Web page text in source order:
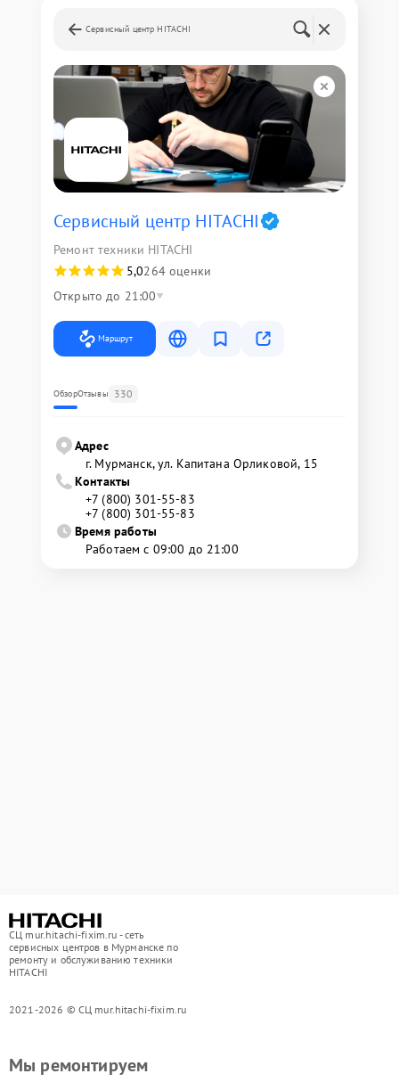
Сервисный центр HITACHI
Сервисный центр HITACHI
Ремонт техники HITACHI
5,0264 оценки
Открыто до 21:00
Маршрут
ОбзорОтзывы 330
Адрес
г. Мурманск, ул. Капитана Орликовой, 15
Контакты
+7 (800) 301-55-83
+7 (800) 301-55-83
Время работы
Работаем с 09:00 до 21:00
СЦ mur.hitachi-fixim.ru - сеть
сервисных центров в Мурманске по
ремонту и обслуживанию техники
HITACHI
2021-2026 © СЦ mur.hitachi-fixim.ru
Мы ремонтируем